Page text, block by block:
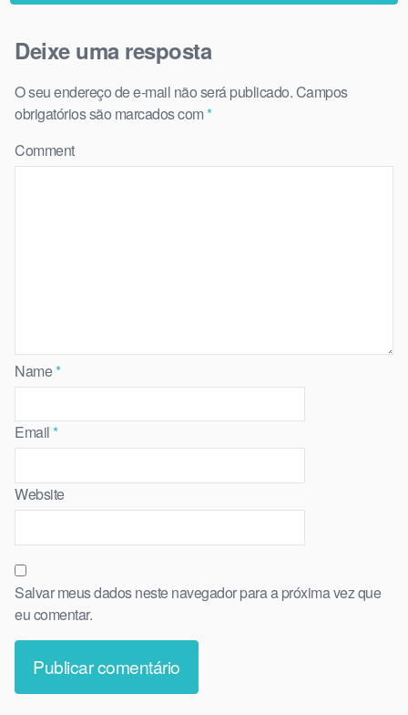
Deixe uma resposta
O seu endereço de e-mail não será publicado.Campos
obrigatórios são marcados com*
Comment
Name*
Email*
Website
Salvar meus dados neste navegador para a próxima vez que
eu comentar.